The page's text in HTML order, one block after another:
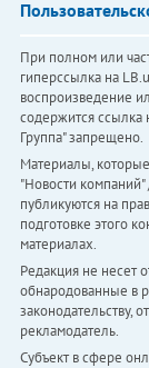
При полном или
гиперссылка на
воспроизведение
содержится ссылка
Группа" запрещено.
Материалы,
"Новости
публикуются на
подготовке этого
материалах.
Редакция не несет
обнародованные в
законодательству,
рекламодатель.
Субъект в сфере